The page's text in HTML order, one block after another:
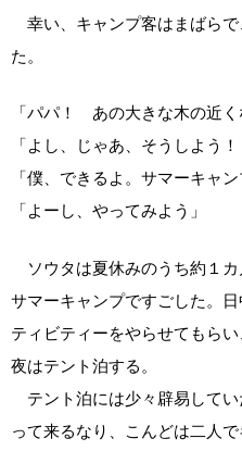
幸い、キャンプ客はまばら
た。
「パパ！ あの大きな木の近く
「よし、じゃあ、そうしよう
「僕、できるよ。サマーキャ
「よーし、やってみよう」
ソウタは夏休みのうち約１
サマーキャンプですごした。
ティビティーをやらせてもら
夜はテント泊する。
テント泊には少々辟易して
って来るなり、こんどは二人